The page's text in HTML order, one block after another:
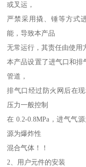
或叉运，
严禁采用撬、锤等方式
能，导致本产品
无常运行，其责任由使用
本产品设置了进气口和排
管道，
排气口经过防火网后在
压力一般控制
在 0.2-0.8MPa，进气气
源为爆炸性
混合气体！！
2、用户元件的安装